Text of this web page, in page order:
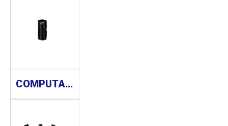
COMPUTAR MLH Series 工業鏡頭